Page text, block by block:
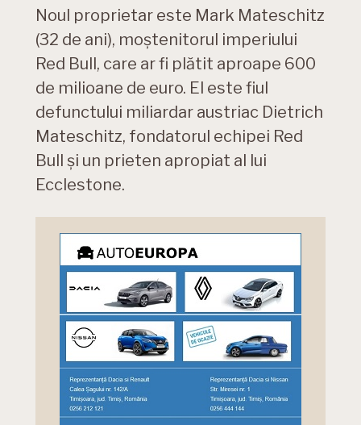
Noul proprietar este Mark Mateschitz
(32 de ani), moștenitorul imperiului
Red Bull, care ar fi plătit aproape 600
de milioane de euro. El este fiul
defunctului miliardar austriac Dietrich
Mateschitz, fondatorul echipei Red
Bull şi un prieten apropiat al lui
Ecclestone.